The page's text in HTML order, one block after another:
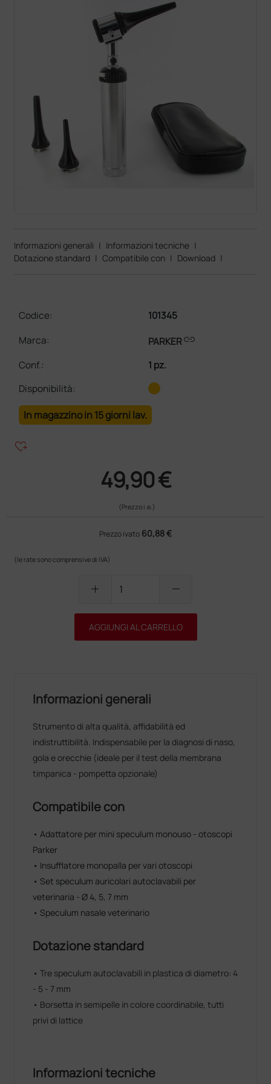
Informazioni generali | Informazioni tecniche |
Dotazione standard | Compatibile con | Download |
Codice:
101345
Marca:
PARKERlink
Conf.:
1 pz.
Disponibilità:
In magazzino in 15 giorni lav.
heart_plus
49,90 €
(Prezzo i.e.)
Prezzo ivato 60,88 €
(le rate sono comprensive di IVA)
add remove
AGGIUNGI AL CARRELLO
Informazioni generali
Strumento di alta qualità, affidabilità ed
indistruttibilità. Indispensabile per la diagnosi di naso,
gola e orecchie (ideale per il test della membrana
timpanica - pompetta opzionale)
Compatibile con
• Adattatore per mini speculum monouso - otoscopi
Parker
• Insufflatore monopalla per vari otoscopi
• Set speculum auricolari autoclavabili per
veterinaria - Ø 4, 5, 7 mm
• Speculum nasale veterinario
Dotazione standard
• Tre speculum autoclavabili in plastica di diametro: 4
- 5 - 7 mm
• Borsetta in semipelle in colore coordinabile, tutti
privi di lattice
Informazioni tecniche